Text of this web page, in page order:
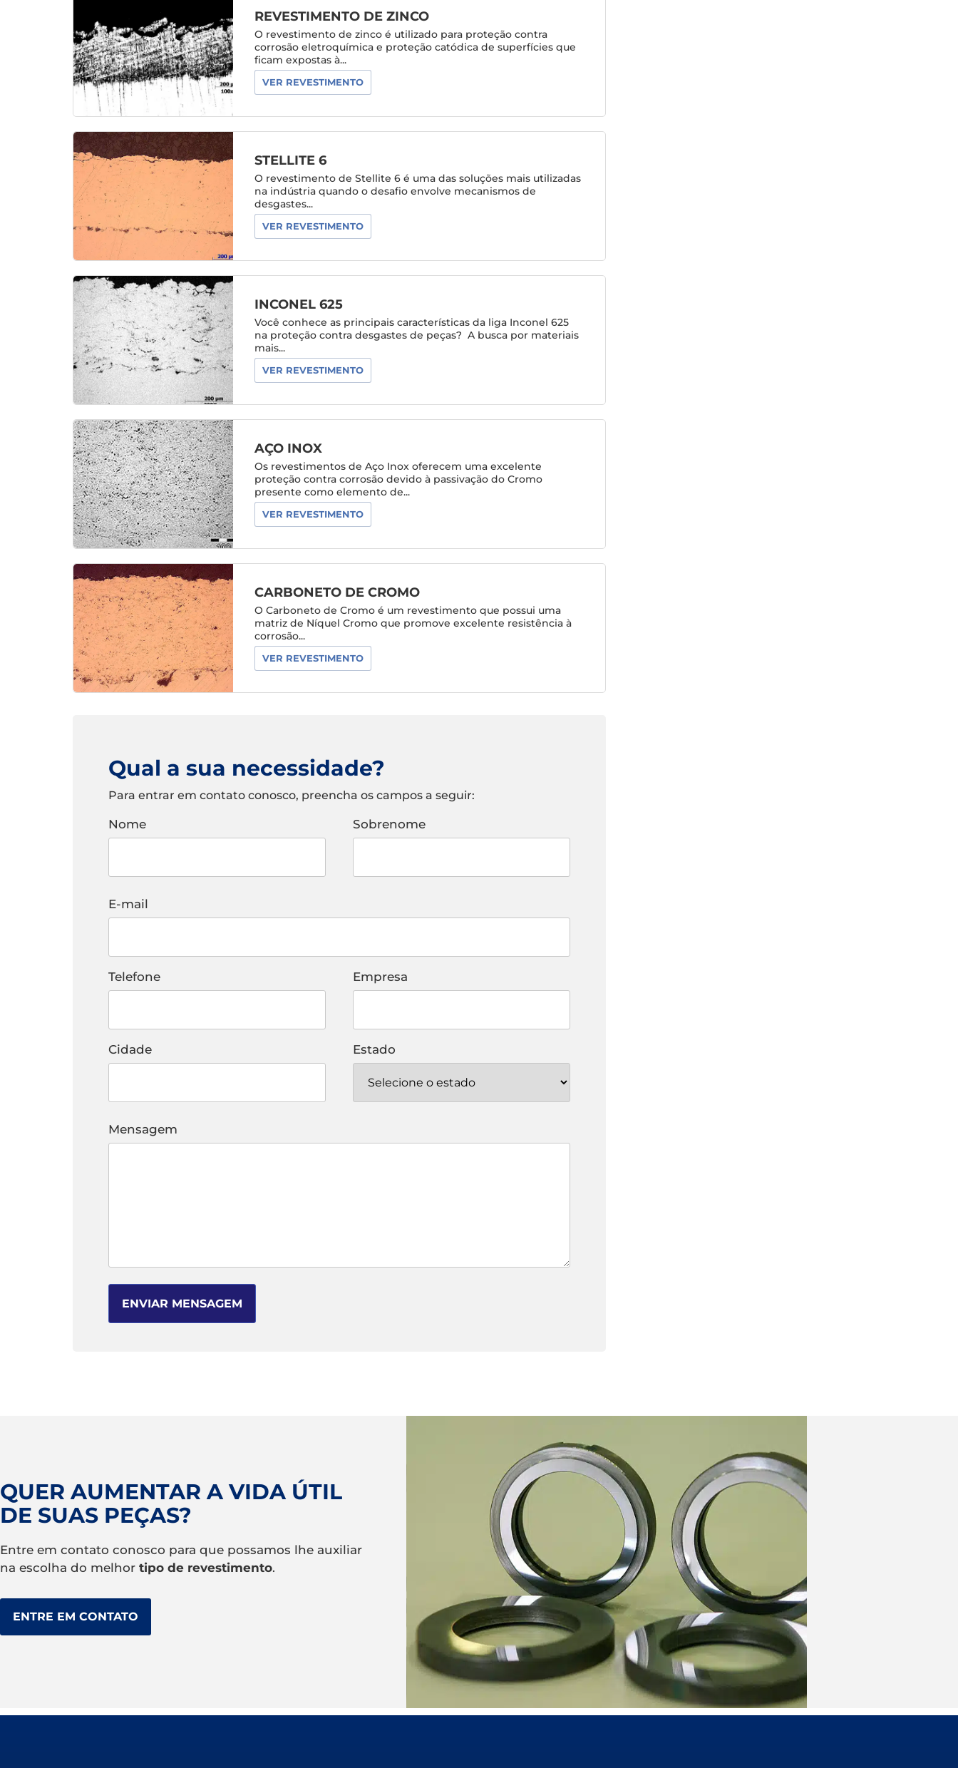
REVESTIMENTO DE ZINCO
O revestimento de zinco é utilizado para proteção contra
corrosão eletroquímica e proteção catódica de superfícies que
ficam expostas à...
VER REVESTIMENTO
STELLITE 6
O revestimento de Stellite 6 é uma das soluções mais utilizadas
na indústria quando o desafio envolve mecanismos de
desgastes...
VER REVESTIMENTO
INCONEL 625
Você conhece as principais características da liga Inconel 625
na proteção contra desgastes de peças? A busca por materiais
mais...
VER REVESTIMENTO
AÇO INOX
Os revestimentos de Aço Inox oferecem uma excelente
proteção contra corrosão devido à passivação do Cromo
presente como elemento de...
VER REVESTIMENTO
CARBONETO DE CROMO
O Carboneto de Cromo é um revestimento que possui uma
matriz de Níquel Cromo que promove excelente resistência à
corrosão...
VER REVESTIMENTO
Qual a sua necessidade?
Para entrar em contato conosco, preencha os campos a seguir:
Nome Sobrenome
E-mail
Telefone
Cidade
Empresa
Estado
Mensagem
QUER AUMENTAR A VIDA ÚTIL
DE SUAS PEÇAS?
Entre em contato conosco para que possamos lhe auxiliar
na escolha do melhor tipo de revestimento.
ENTRE EM CONTATO